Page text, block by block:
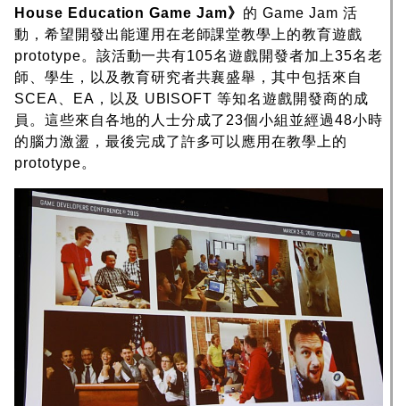
House Education Game Jam》 的 Game Jam 活
動，希望開發出能運用在老師課堂教學上的教育遊戲
prototype。該活動一共有105名遊戲開發者加上35名老
師、學生，以及教育研究者共襄盛舉，其中包括來自
SCEA、EA，以及 UBISOFT 等知名遊戲開發商的成
員。這些來自各地的人士分成了23個小組並經過48小時
的腦力激盪，最後完成了許多可以應用在教學上的
prototype。